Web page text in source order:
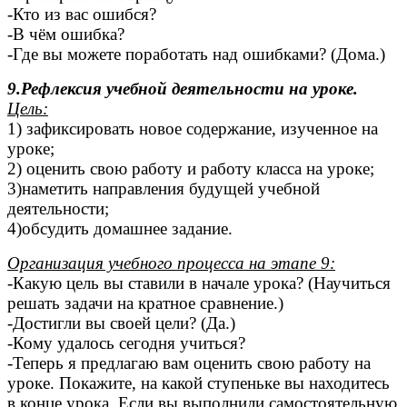
-Кто из вас ошибся?
-В чём ошибка?
-Где вы можете поработать над ошибками? (Дома.)
9.Рефлексия учебной деятельности на уроке.
Цель:
1) зафиксировать новое содержание, изученное на
уроке;
2) оценить свою работу и работу класса на уроке;
3)наметить направления будущей учебной
деятельности;
4)обсудить домашнее задание.
Организация учебного процесса на этапе 9:
-Какую цель вы ставили в начале урока? (Научиться
решать задачи на кратное сравнение.)
-Достигли вы своей цели? (Да.)
-Кому удалось сегодня учиться?
-Теперь я предлагаю вам оценить свою работу на
уроке. Покажите, на какой ступеньке вы находитесь
в конце урока. Если вы выполнили самостоятельную